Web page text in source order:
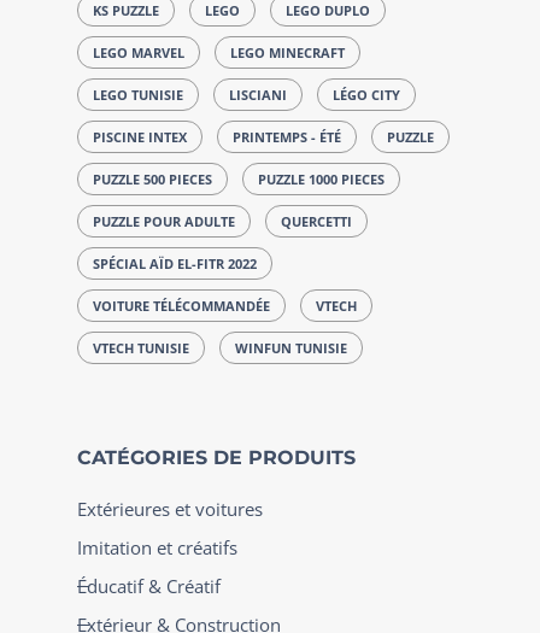
KS PUZZLE LEGO LEGO DUPLO
LEGO MARVEL LEGO MINECRAFT
LEGO TUNISIE LISCIANI LÉGO CITY
PISCINE INTEX PRINTEMPS - ÉTÉ PUZZLE
PUZZLE 500 PIECES PUZZLE 1000 PIECES
PUZZLE POUR ADULTE QUERCETTI
SPÉCIAL AÏD EL-FITR 2022
VOITURE TÉLÉCOMMANDÉE VTECH
VTECH TUNISIE WINFUN TUNISIE
CATÉGORIES DE PRODUITS
Extérieures et voitures
Imitation et créatifs
Éducatif & Créatif
Extérieur & Construction